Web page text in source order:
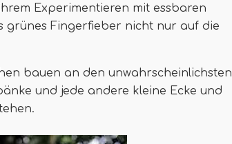
Experimentieren mit essbaren
grünes Fingerfieber nicht nur auf die
bauen an den unwahrscheinlichsten
und jede andere kleine Ecke und